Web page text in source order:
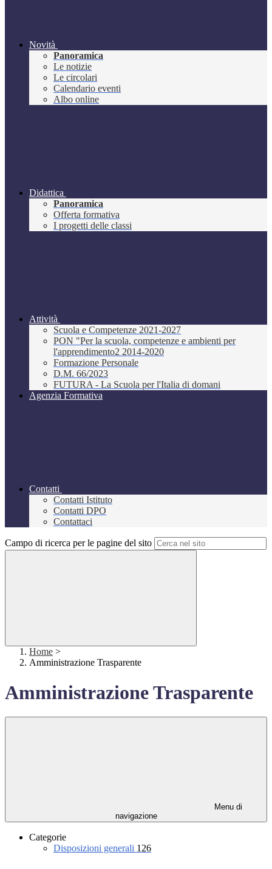
Novità
Panoramica
Le notizie
Le circolari
Calendario eventi
Albo online
Didattica
Panoramica
Offerta formativa
I progetti delle classi
Attività
Scuola e Competenze 2021-2027
PON "Per la scuola, competenze e ambienti per
l'apprendimento2 2014-2020
Formazione Personale
D.M. 66/2023
FUTURA - La Scuola per l'Italia di domani
Agenzia Formativa
Contatti
Contatti Istituto
Contatti DPO
Contattaci
Campo di ricerca per le pagine del sito
Home >
Amministrazione Trasparente
Amministrazione Trasparente
Menu di
navigazione
Categorie
Disposizioni generali 126